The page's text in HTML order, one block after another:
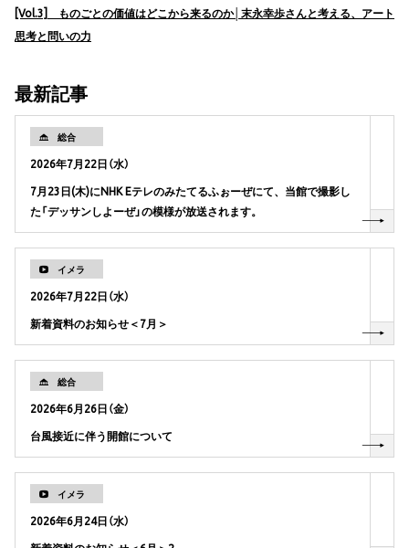
[Vol.3] ものごとの価値はどこから来るのか│末永幸歩さんと考える、アート
思考と問いの力
最新記事
総合
2026年7月22日（水）
7月23日(木)にNHK Eテレのみたてるふぉーぜにて、当館で撮影し
た「デッサンしよーぜ」の模様が放送されます。
イメラ
2026年7月22日（水）
新着資料のお知らせ＜7月＞
総合
2026年6月26日（金）
台風接近に伴う開館について
イメラ
2026年6月24日（水）